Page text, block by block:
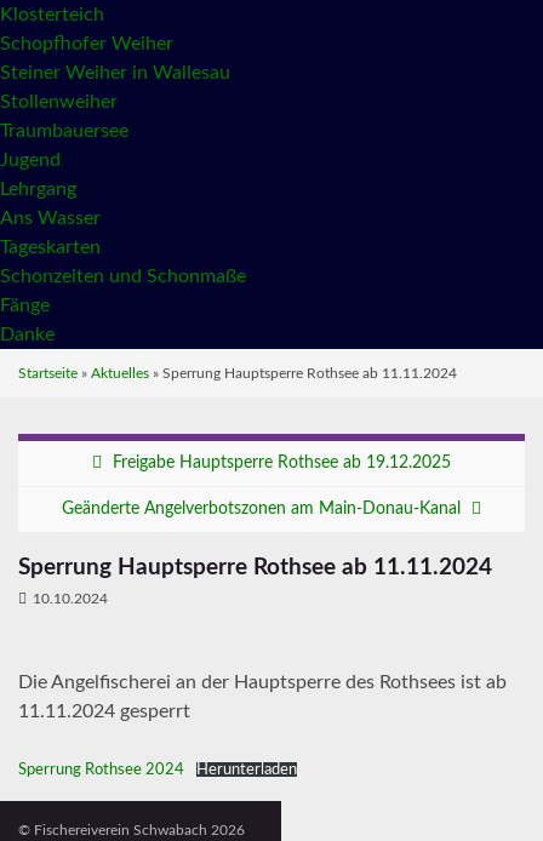
Klosterteich
Schopfhofer Weiher
Steiner Weiher in Wallesau
Stollenweiher
Traumbauersee
Jugend
Lehrgang
Ans Wasser
Tageskarten
Schonzeiten und Schonmaße
Fänge
Danke
Startseite » Aktuelles » Sperrung Hauptsperre Rothsee ab 11.11.2024
Freigabe Hauptsperre Rothsee ab 19.12.2025
Geänderte Angelverbotszonen am Main-Donau-Kanal
Sperrung Hauptsperre Rothsee ab 11.11.2024
10.10.2024
Die Angelfischerei an der Hauptsperre des Rothsees ist ab
11.11.2024 gesperrt
Sperrung Rothsee 2024 Herunterladen
Post Views: 1.702
© Fischereiverein Schwabach 2026